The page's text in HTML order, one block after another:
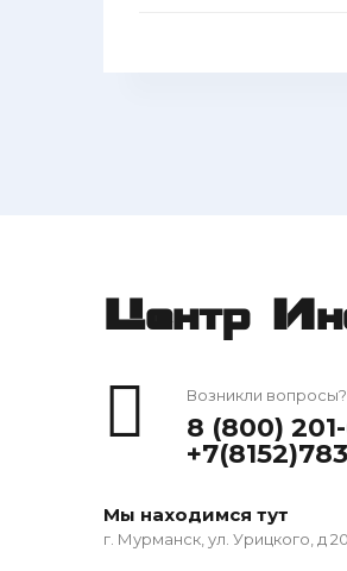
Центр
Возникли
8 (800)
Мы находимся тут
г. Мурманск, ул. Урицкого, д 20